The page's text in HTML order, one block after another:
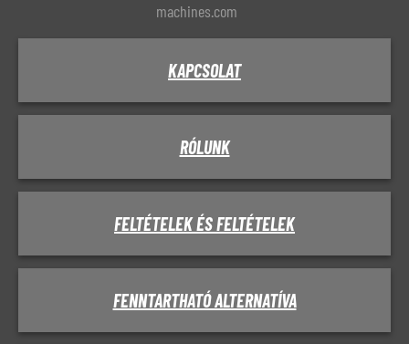
machines.com
KAPCSOLAT
RÓLUNK
FELTÉTELEK ÉS FELTÉTELEK
FENNTARTHATÓ ALTERNATÍVA